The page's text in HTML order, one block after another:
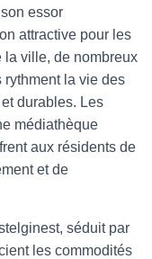
essor
attractive pour les
la ville, de nombreux
la vie des
durables. Les
médiathèque
aux résidents de
et de
séduit par
les commodités